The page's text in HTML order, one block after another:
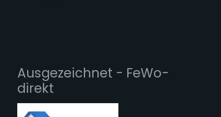
Ausgezeichnet - FeWo-
direkt